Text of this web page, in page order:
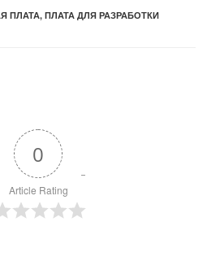
ПЛАТА, ПЛАТА ДЛЯ РАЗРАБОТКИ
0
Article Rating